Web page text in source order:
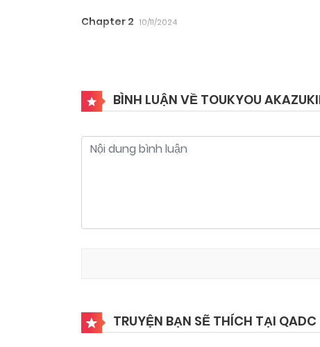
Chapter 2 10/11/2024
BÌNH LUẬN VỀ TOUKYOU
TRUYỆN BẠN SẼ THÍCH TẠI QADC